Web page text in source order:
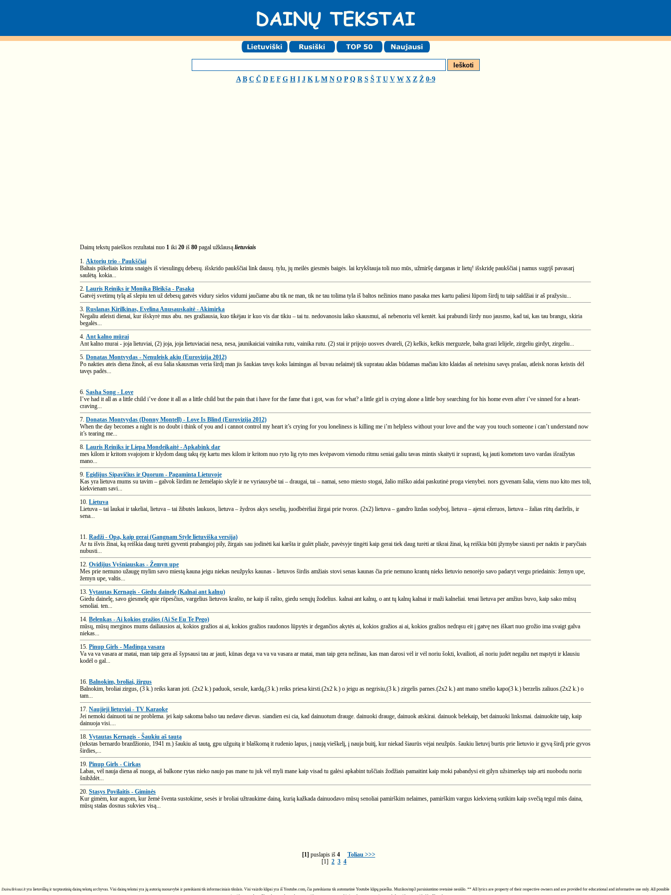
A B C Č D E F G H I J K L M N O P Q R S Š T U V W X Z Ž 0-9
Dainų tekstų paieškos rezultatai nuo 1 iki 20 iš 80 pagal užklausą lietuviais
1. Aktorių trio - Paukščiai
Baltais pūkeliais krinta snaigės iš viesulingų debesų. išskrido paukščiai link dausų. tylu, jų meilės giesmės baigės. lai krykštauja toli nuo mūs, užmiršę darganas ir lietų! išskridę paukščiai į namus sugrįš pavasarį
saulėtą. kokia...
2. Lauris Reiniks ir Monika Bleikša - Pasaka
Gatvėj svetimų tylą aš slepiu ten už debesų gatvės vidury sielos vidumi jaučiame abu tik ne man, tik ne tau tolima tyla iš baltos nežinios mano pasaka mes kartu paliesi lūpom širdį tu taip saldžiai ir aš pražysiu...
3. Ruslanas Kirilkinas, Evelina Anusauskaitė - Akimirka
Negaliu atleisti dienai, kur išskyrė mus abu. nes gražiausia, kuo tikėjau ir kuo vis dar tikiu – tai tu. nedovanosiu laiko skausmui, aš nebenoriu vėl kentėt. kai prabundi širdy nuo jausmo, kad tai, kas tau brangu, skiria
begalės...
4. Ant kalno mūrai
Ant kalno murai - joja lietuviai, (2) joja, joja lietuviaciai nesa, nesa, jaunikaiciai vainika rutu, vainika rutu. (2) stai ir prijojo uosves dvareli, (2) kelkis, kelkis merguzele, balta grazi lelijele, zirgeliu girdyt, zirgeliu...
5. Donatas Montvydas - Nenuleisk akių (Eurovizija 2012)
Po nakties ateis diena žinok, aš esu šalia skausmas veria širdį man jis šaukias tavęs koks laimingas aš buvau nelaimėj tik supratau aklas būdamas mačiau kito klaidas aš neteisinu savęs prašau, atleisk noras keistis dėl
tavęs padės...
6. Sasha Song - Love
I’ve had it all as a little child i’ve done it all as a little child but the pain that i have for the fame that i got, was for what? a little girl is crying alone a little boy searching for his home even after i’ve sinned for a heart-
craving...
7. Donatas Montvydas (Donny Montell) - Love Is Blind (Eurovizija 2012)
When the day becomes a night is no doubt i think of you and i cannot control my heart it’s crying for you loneliness is killing me i’m helpless without your love and the way you touch someone i can’t understand now
it’s tearing me...
8. Lauris Reiniks ir Liepa Mondeikaitė - Apkabink dar
mes kilom ir kritom svajojom ir klydom daug takų ėję kartu mes kilom ir kritom nuo ryto lig ryto mes kvėpavom vienodu ritmu seniai galiu tavas mintis skaityti ir suprasti, ką jauti kometom tavo vardas išraižytas
mano...
9. Egidijus Sipavičius ir Quorum - Pagaminta Lietuvoje
Kas yra lietuva mums su tavim – galvok širdim ne žemėlapio skylė ir ne vyriausybė tai – draugai, tai – namai, seno miesto stogai, žalio miško aidai paskutinė proga vienybei. nors gyvenam šalia, viens nuo kito mes toli,
kiekvienam savi...
10. Lietuva
Lietuva – tai laukai ir takeliai, lietuva – tai žibutės laukuos, lietuva – žydros akys seselių, juodbėrėliai žirgai prie tvoros. (2x2) lietuva – gandro lizdas sodyboj, lietuva – ajerai ežeruos, lietuva – žalias rūtų darželis, ir
sena...
11. Radži - Opa, kaip gerai (Gangnam Style lietuviška versija)
Ar tu išvis žinai, ką reiškia daug turėti gyventi prabangioj pily, žirgais sau jodinėti kai karšta ir gulėt pliaže, pavėsyje tingėti kaip gerai tiek daug turėti ar tikrai žinai, ką reiškia būti įžymybe siausti per naktis ir paryčiais
nubusti...
12. Ovidijus Vyšniauskas - Žemyn upe
Mes prie nemuno užaugę mylim savo miestą kauna jeigu niekas neužpyks kaunas - lietuvos širdis amžiais stovi senas kaunas čia prie nemuno krantų nieks lietuvio nenorėjo savo padaryt vergu priedainis: žemyn upe,
žemyn upe, valtis...
13. Vytautas Kernagis - Giedu dainelę (Kalnai ant kalnų)
Giedu dainelę, savo giesmelę apie rūpesčius, vargelius lietuvos krašto, ne kaip iš rašto, giedu senųjų žodelius. kalnai ant kalnų, o ant tų kalnų kalnai ir maži kalneliai. tenai lietuva per amžius buvo, kaip sako mūsų
senoliai. ten...
14. Belenkas - Ai kokios gražios (Ai Se Eu Te Pego)
mūsų, mūsų merginos mums dailiausios ai, kokios gražios ai ai, kokios gražios raudonos lūpytės ir degančios akytės ai, kokios gražios ai ai, kokios gražios nedrąsu eit į gatvę nes iškart nuo grožio ima svaigt galva
niekas...
15. Pinup Girls - Madinga vasara
Va va va vasara ar matai, man taip gera aš šypsausi tau ar jauti, kūnas dega va va va vasara ar matai, man taip gera nežinau, kas man darosi vėl ir vėl noriu šokti, kvailioti, aš noriu judėt negaliu net mąstyti ir klausiu
kodėl o gal...
16. Balnokim, broliai, žirgus
Balnokim, broliai zirgus, (3 k.) reiks karan joti. (2x2 k.) paduok, sesule, kardą,(3 k.) reiks priesa kirsti.(2x2 k.) o jeigu as negrisiu,(3 k.) zirgelis parnes.(2x2 k.) ant mano smėlio kapo(3 k.) berzelis zaliuos.(2x2 k.) o
tam...
17. Naujieji lietuviai - TV Karaoke
Jei nemoki dainuoti tai ne problema. jei kaip sakoma balso tau nedave dievas. siandien esi cia, kad dainuotum drauge. dainuoki drauge, dainuok atskirai. dainuok belekaip, bet dainuoki linksmai. dainuokite taip, kaip
dainuoja visi....
18. Vytautas Kernagis - Šaukiu aš tautą
(tekstas bernardo brazdžionio, 1941 m.) šaukiu aš tautą, gpu užguitą ir blaškomą it rudenio lapus, į naują vieškelį, į nauja buitį, kur niekad šiaurūs vėjai neužpūs. šaukiu lietuvį burtis prie lietuvio ir gyvą širdį prie gyvos
širdies,...
19. Pinup Girls - Cirkas
Labas, vėl nauja diena aš nuoga, aš balkone rytas nieko naujo pas mane tu juk vėl myli mane kaip visad tu galėsi apkabint tuščiais žodžiais pamaitint kaip moki pabandysi eit gilyn užsimerkęs taip arti nuobodu noriu
šnibždėt...
20. Stasys Povilaitis - Giminės
Kur gimėm, kur augom, kur žemė šventa sustokime, sesės ir broliai užtraukime dainą, kurią kažkada dainuodavo mūsų senoliai pamirškim nelaimes, pamirškim vargus kiekvieną sutikim kaip svečią tegul mūs daina,
mūsų stalas dosnus sukvies visą...
[1] puslapis iš 4
Toliau >>>
[1] 2 3 4
DainuTekstai.ltyra lietuviškų ir tarptautinių dainų tekstų archyvas. Visi dainų tekstai yra jų autorių nuosavybė ir pateikiami tik informaciniais tikslais. Visi vaizdo klipai yra iš Youtube.com, čia pateikiama tik automatinė Youtube klipų paieška. Muzikos/mp3 parsisiuntimo svetainė nesiūlo. ** All lyrics are property of their respective owners and are provided for educational and informative use only. All possible